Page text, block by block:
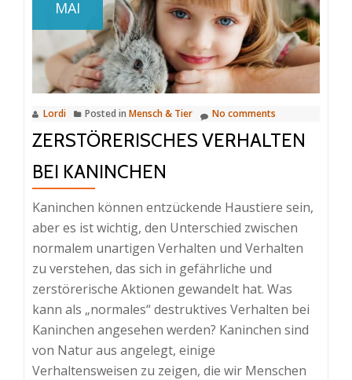
Hund
mich
ab
und
ist
es
ein
MAI
Lordi Posted in Mensch & Tier No comments
ZERSTÖRERISCHES VERHALTEN
BEI KANINCHEN
Kaninchen können entzückende Haustiere sein,
aber es ist wichtig, den Unterschied zwischen
normalem unartigen Verhalten und Verhalten
zu verstehen, das sich in gefährliche und
zerstörerische Aktionen gewandelt hat. Was
kann als „normales“ destruktives Verhalten bei
Kaninchen angesehen werden? Kaninchen sind
von Natur aus angelegt, einige
Verhaltensweisen zu zeigen, die wir Menschen